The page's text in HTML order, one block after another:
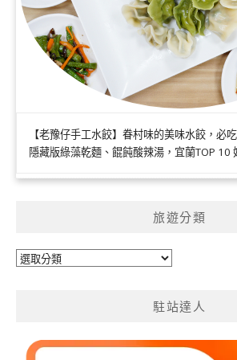
【老豫仔手工水餃】眷村味的美味水餃，必
隱藏版綠藻乾麵、餛飩酸辣湯，宜蘭TOP 10
旅遊分類
旅
駐站達人